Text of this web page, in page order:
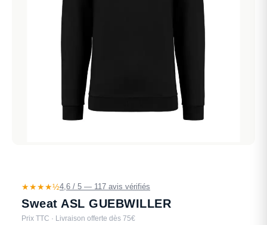
★★★★½4,6 / 5 — 117 avis vérifiés
Sweat ASL GUEBWILLER
Prix TTC · Livraison offerte dès 75€